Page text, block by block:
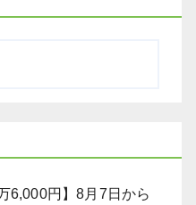
6,000円】8月7日から